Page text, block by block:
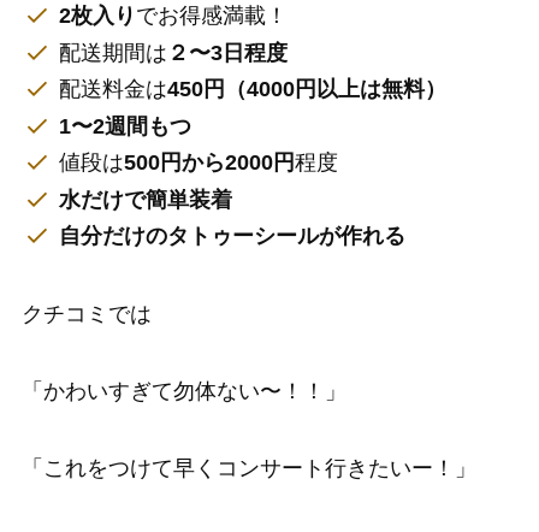
2枚入り でお得感満載！
配送期間は ２〜3日程度
配送料金は450円（4000円以上は無料）
1〜2週間もつ
値段は500円から2000円程度
水だけで簡単装着
自分だけのタトゥーシールが作れる
クチコミでは
「かわいすぎて勿体ない〜！！」
「これをつけて早くコンサート行きたいー！」